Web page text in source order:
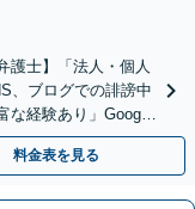
護士】「法人・個人
、ブログでの誹謗中
な経験あり」Google
料金表を見る